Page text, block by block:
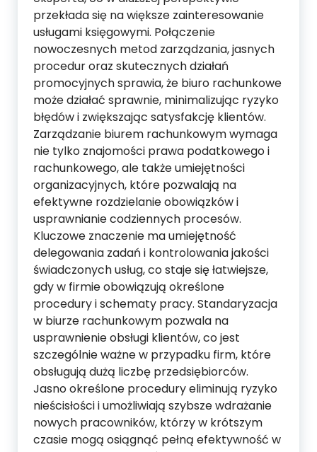
przekłada się na większe zainteresowanie
usługami księgowymi. Połączenie
nowoczesnych metod zarządzania, jasnych
procedur oraz skutecznych działań
promocyjnych sprawia, że biuro rachunkowe
może działać sprawnie, minimalizując ryzyko
błędów i zwiększając satysfakcję klientów.
Zarządzanie biurem rachunkowym wymaga
nie tylko znajomości prawa podatkowego i
rachunkowego, ale także umiejętności
organizacyjnych, które pozwalają na
efektywne rozdzielanie obowiązków i
usprawnianie codziennych procesów.
Kluczowe znaczenie ma umiejętność
delegowania zadań i kontrolowania jakości
świadczonych usług, co staje się łatwiejsze,
gdy w firmie obowiązują określone
procedury i schematy pracy. Standaryzacja
w biurze rachunkowym pozwala na
usprawnienie obsługi klientów, co jest
szczególnie ważne w przypadku firm, które
obsługują dużą liczbę przedsiębiorców.
Jasno określone procedury eliminują ryzyko
nieścisłości i umożliwiają szybsze wdrażanie
nowych pracowników, którzy w krótszym
czasie mogą osiągnąć pełną efektywność w